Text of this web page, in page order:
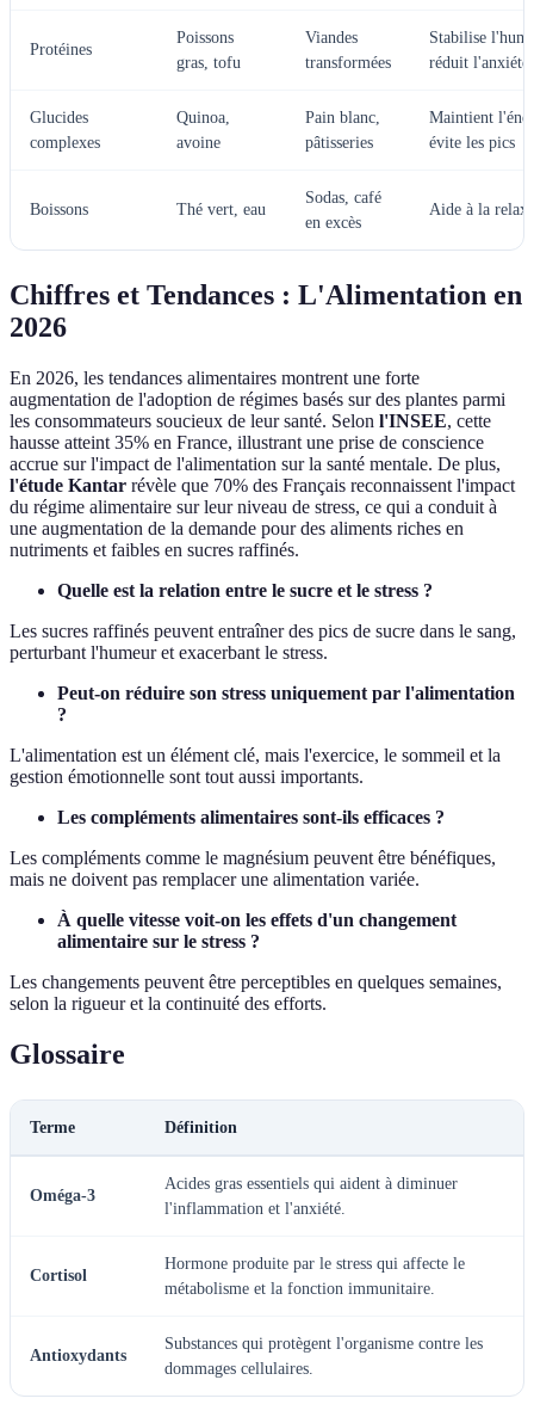
Protéines
Poissons
gras, tofu
Viandes
transformées
Stabilise
réduit l'anxiété
Glucides
complexes
Quinoa,
avoine
Pain blanc,
pâtisseries
Maintient
évite les pics
Boissons Thé vert, eau
Sodas, café
en excès
Aide à la
Chiffres et Tendances : L'Alimentation en
2026
En 2026, les tendances alimentaires montrent une forte
augmentation de l'adoption de régimes basés sur des plantes parmi
les consommateurs soucieux de leur santé. Selon l'INSEE, cette
hausse atteint 35% en France, illustrant une prise de conscience
accrue sur l'impact de l'alimentation sur la santé mentale. De plus,
l'étude Kantar révèle que 70% des Français reconnaissent l'impact
du régime alimentaire sur leur niveau de stress, ce qui a conduit à
une augmentation de la demande pour des aliments riches en
nutriments et faibles en sucres raffinés.
Quelle est la relation entre le sucre et le stress ?
Les sucres raffinés peuvent entraîner des pics de sucre dans le sang,
perturbant l'humeur et exacerbant le stress.
Peut-on réduire son stress uniquement par l'alimentation
?
L'alimentation est un élément clé, mais l'exercice, le sommeil et la
gestion émotionnelle sont tout aussi importants.
Les compléments alimentaires sont-ils efficaces ?
Les compléments comme le magnésium peuvent être bénéfiques,
mais ne doivent pas remplacer une alimentation variée.
À quelle vitesse voit-on les effets d'un changement
alimentaire sur le stress ?
Les changements peuvent être perceptibles en quelques semaines,
selon la rigueur et la continuité des efforts.
Glossaire
Terme Définition
Oméga-3
Acides gras essentiels qui aident à diminuer
l'inflammation et l'anxiété.
Cortisol
Hormone produite par le stress qui affecte le
métabolisme et la fonction immunitaire.
Antioxydants
Substances qui protègent l'organisme contre les
dommages cellulaires.